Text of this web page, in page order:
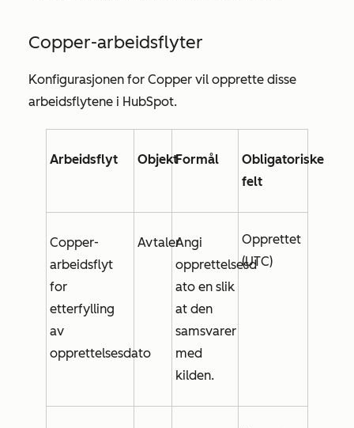
Copper-arbeidsflyter
Konfigurasjonen for Copper vil opprette disse
arbeidsflytene i HubSpot.
Arbeidsflyt ObjektFormål
Obligatoriske
felt
Copper-
arbeidsflyt
for
etterfylling
av
opprettelsesdato
AvtalerAngi
opprettelsesd
ato en slik
at den
samsvarer
med
kilden.
Opprettet
(UTC)